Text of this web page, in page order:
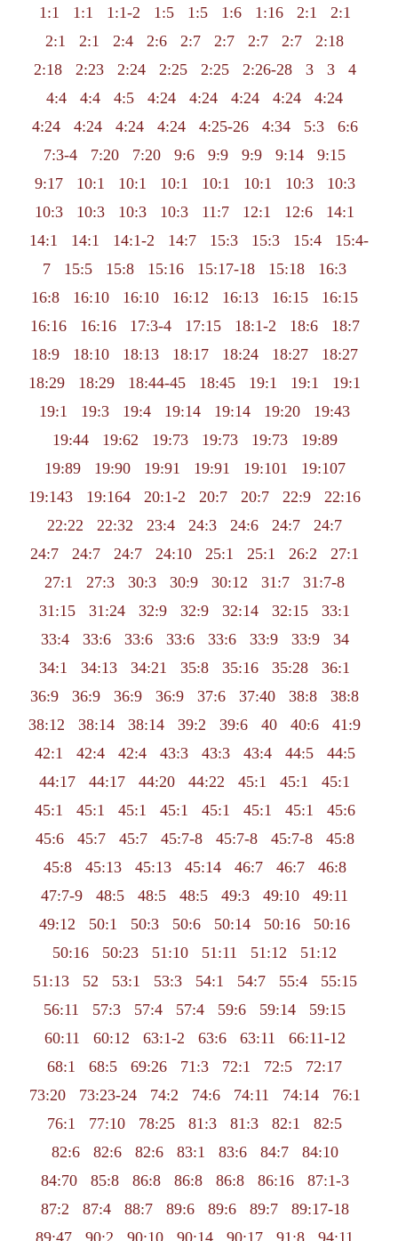
1:1
1:1 1:1-2 1:5 1:5 1:6 1:16 2:1
2:1
2:1
2:1 2:4 2:6 2:7 2:7 2:7 2:7
2:18
2:18
2:23 2:24 2:25 2:25 2:26-28 3 3
4
4:4
4:4 4:5 4:24 4:24 4:24 4:24
4:24
4:24
4:24 4:24 4:24 4:25-26 4:34 5:3
6:6
7:3-4
7:20 7:20 9:6 9:9 9:9 9:14
9:15
9:17
10:1 10:1 10:1 10:1 10:1 10:3
10:3
10:3
10:3 10:3 10:3 11:7 12:1 12:6
14:1
14:1
14:1 14:1-2 14:7 15:3 15:3 15:4
15:4-
7
15:5 15:8 15:16 15:17-18 15:18
16:3
16:8
16:10 16:10 16:12 16:13 16:15
16:15
16:16
16:16 17:3-4 17:15 18:1-2 18:6
18:7
18:9
18:10 18:13 18:17 18:24 18:27
18:27
18:29
18:29 18:44-45 18:45 19:1 19:1
19:1
19:1
19:3 19:4 19:14 19:14 19:20
19:43
19:44
19:62 19:73 19:73 19:73
19:89
19:89
19:90 19:91 19:91 19:101
19:107
19:143
19:164 20:1-2 20:7 20:7 22:9
22:16
22:22
22:32 23:4 24:3 24:6 24:7
24:7
24:7
24:7 24:7 24:10 25:1 25:1 26:2
27:1
27:1
27:3 30:3 30:9 30:12 31:7
31:7-8
31:15
31:24 32:9 32:9 32:14 32:15
33:1
33:4
33:6 33:6 33:6 33:6 33:9 33:9
34
34:1
34:13 34:21 35:8 35:16 35:28
36:1
36:9
36:9 36:9 36:9 37:6 37:40 38:8
38:8
38:12
38:14 38:14 39:2 39:6 40 40:6
41:9
42:1
42:4 42:4 43:3 43:3 43:4 44:5
44:5
44:17
44:17 44:20 44:22 45:1 45:1
45:1
45:1
45:1 45:1 45:1 45:1 45:1 45:1
45:6
45:6
45:7 45:7 45:7-8 45:7-8 45:7-8
45:8
45:8
45:13 45:13 45:14 46:7 46:7
46:8
47:7-9
48:5 48:5 48:5 49:3 49:10
49:11
49:12
50:1 50:3 50:6 50:14 50:16
50:16
50:16
50:23 51:10 51:11 51:12
51:12
51:13
52 53:1 53:3 54:1 54:7 55:4
55:15
56:11
57:3 57:4 57:4 59:6 59:14
59:15
60:11
60:12 63:1-2 63:6 63:11
66:11-12
68:1
68:5 69:26 71:3 72:1 72:5
72:17
73:20
73:23-24 74:2 74:6 74:11 74:14
76:1
76:1
77:10 78:25 81:3 81:3 82:1
82:5
82:6
82:6 82:6 83:1 83:6 84:7
84:10
84:70
85:8 86:8 86:8 86:8 86:16
87:1-3
87:2
87:4 88:7 89:6 89:6 89:7
89:17-18
89:47
90:2 90:10 90:14 90:17 91:8 94:11